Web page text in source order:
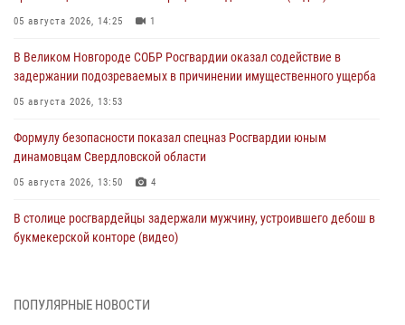
05 августа 2026, 14:25 1
В Великом Новгороде СОБР Росгвардии оказал содействие в
задержании подозреваемых в причинении имущественного ущерба
05 августа 2026, 13:53
Формулу безопасности показал спецназ Росгвардии юным
динамовцам Свердловской области
05 августа 2026, 13:50 4
В столице росгвардейцы задержали мужчину, устроившего дебош в
букмекерской конторе (видео)
В Удмуртии при силовой поддержке спецназа Росгвардии
ПОПУЛЯРНЫЕ НОВОСТИ